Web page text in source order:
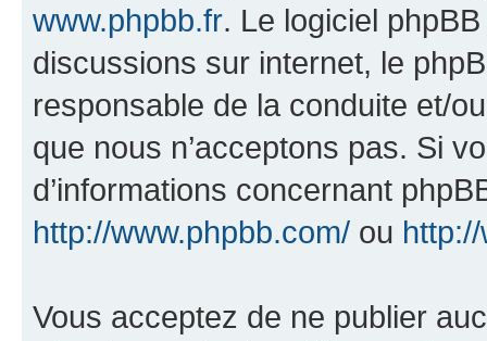
www.phpbb.fr. Le logiciel
discussions sur internet, le
responsable de la conduite et/
que nous n’acceptons pas. Si
d’informations concernant
http://www.phpbb.com/ ou
Vous acceptez de ne publier